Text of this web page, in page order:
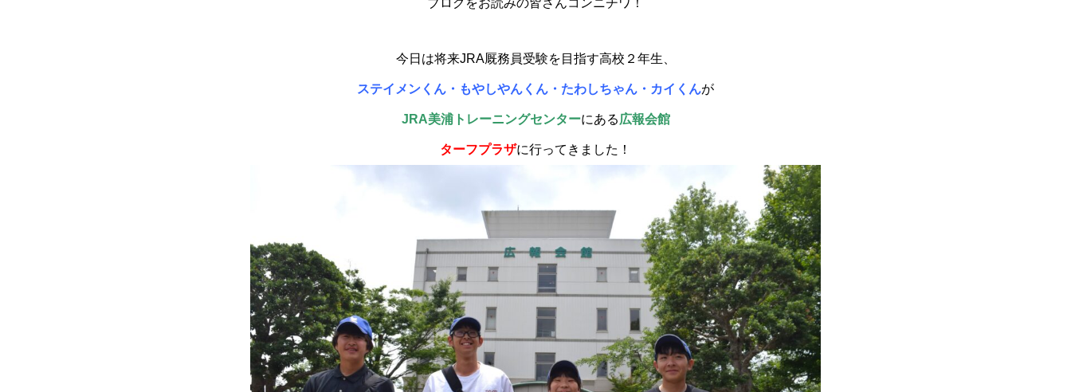
ブログをお読みの皆さんコンニチワ！
今日は将来JRA厩務員受験を目指す高校２年生、
ステイメンくん・もやしやんくん・たわしちゃん・カイくんが
JRA美浦トレーニングセンターにある広報会館
ターフプラザに行ってきました！